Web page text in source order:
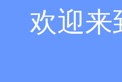
欢迎来